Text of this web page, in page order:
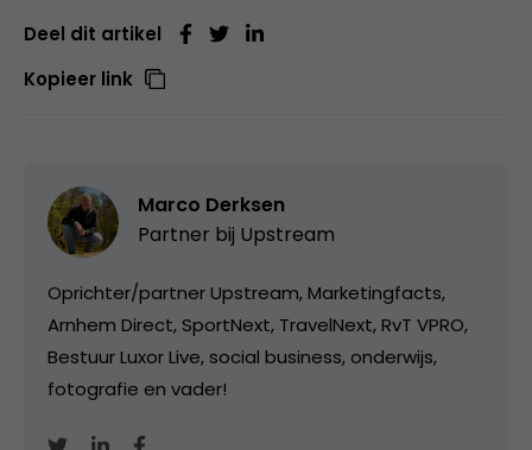
Deel dit artikel
Kopieer link
Marco Derksen
Partner bij Upstream
Oprichter/partner Upstream, Marketingfacts,
Arnhem Direct, SportNext, TravelNext, RvT VPRO,
Bestuur Luxor Live, social business, onderwijs,
fotografie en vader!